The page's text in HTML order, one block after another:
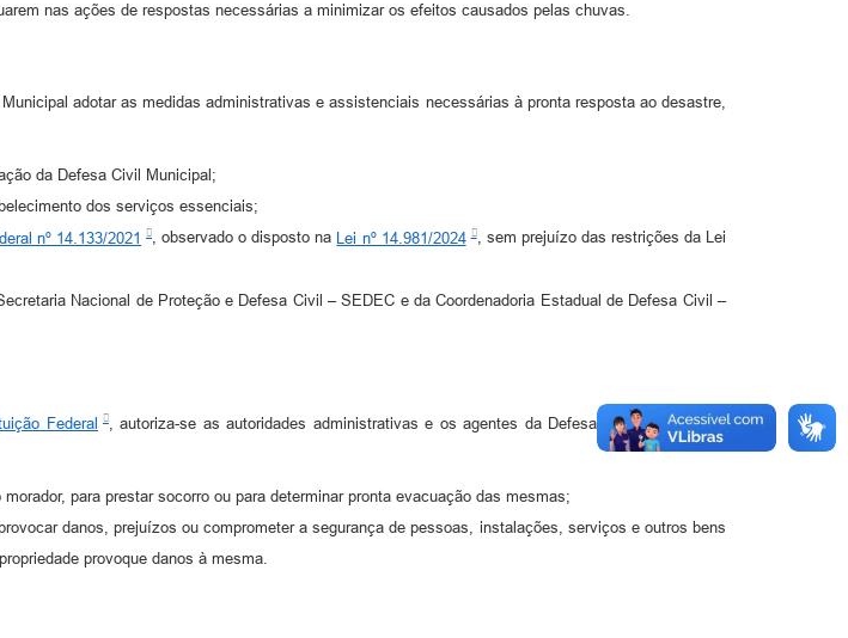
nas ações de respostas necessárias a minimizar os efeitos causados pelas chuvas.
adotar as medidas administrativas e assistenciais necessárias à pronta resposta ao desastre,
da Defesa Civil Municipal;
dos serviços essenciais;
nº 14.133/2021 , observado o disposto na Lei nº 14.981/2024 , sem prejuízo das restrições da Lei
de Proteção e Defesa Civil – SEDEC e da Coordenadoria Estadual de Defesa Civil –
Federal , autoriza-se as autoridades administrativas e os agentes da Defesa Civil, diretamente
para prestar socorro ou para determinar pronta evacuação das mesmas;
prejuízos ou comprometer a segurança de pessoas, instalações, serviços e outros bens
provoque danos à mesma.